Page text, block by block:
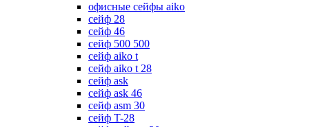
офисные сейфы aiko
сейф 28
сейф 46
сейф 500 500
сейф aiko t
сейф aiko t 28
сейф ask
сейф ask 46
сейф asm 30
сейф T-28